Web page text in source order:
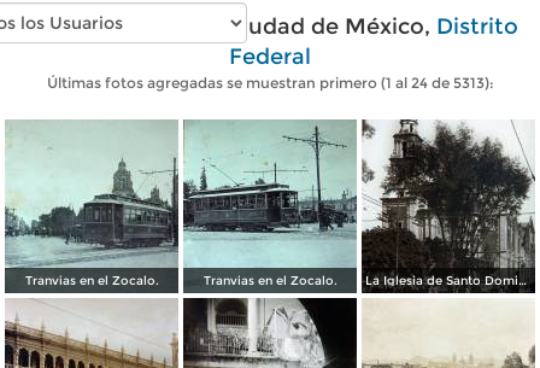
Fotos antiguas de Ciudad de México, Distrito
Federal
Últimas fotos agregadas se muestran primero (1 al 24 de 5313):
Tranvias en el Zocalo. Tranvias en el Zocalo. La Iglesia de Santo Domingo.